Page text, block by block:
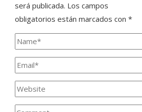
será publicada. Los campos
obligatorios están marcados con *